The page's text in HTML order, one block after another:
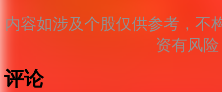
内容如涉及个股仅供参考，不
资有风
评论